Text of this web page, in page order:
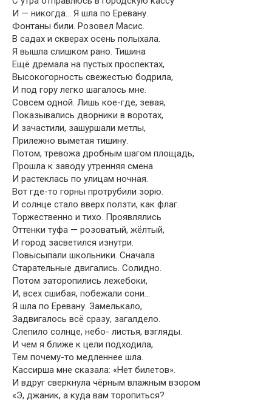
И — никогда… Я шла по Еревану.
Фонтаны били. Розовел Масис.
В садах и скверах осень полыхала.
Я вышла слишком рано. Тишина
Ещё дремала на пустых проспектах,
Высокогорность свежестью бодрила,
И под гору легко шагалось мне.
Совсем одной. Лишь кое-где, зевая,
Показывались дворники в воротах,
И зачастили, зашуршали метлы,
Прилежно выметая тишину.
Потом, тревожа дробным шагом площадь,
Прошла к заводу утренняя смена
И растеклась по улицам ночная.
Вот где-то горны протрубили зорю.
И солнце стало вверх ползти, как флаг.
Торжественно и тихо. Проявлялись
Оттенки туфа — розоватый, жёлтый,
И город засветился изнутри.
Повысыпали школьники. Сначала
Старательные двигались. Солидно.
Потом заторопились лежебоки,
И, всех сшибая, побежали сони…
Я шла по Еревану. Замелькало,
Задвигалось всё сразу, загалдело.
Слепило солнце, небо- листья, взгляды.
И чем я ближе к цели подходила,
Тем почему-то медленнее шла.
Кассирша мне сказала: «Нет билетов».
И вдруг сверкнула чёрным влажным взором
«Э, джаник, а куда вам торопиться?